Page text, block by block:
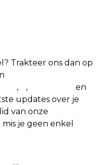
Trakteer ons dan op
, ,
en
updates over je
van onze
mis je geen enkel